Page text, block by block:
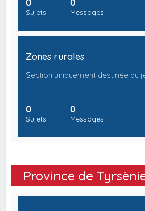
0
Sujets
0
Messages
Zones rurales
Section uniquement destinée au
0
Sujets
0
Messages
Province de